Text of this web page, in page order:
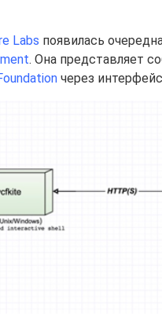
Labs появилась
. Она представляет
через